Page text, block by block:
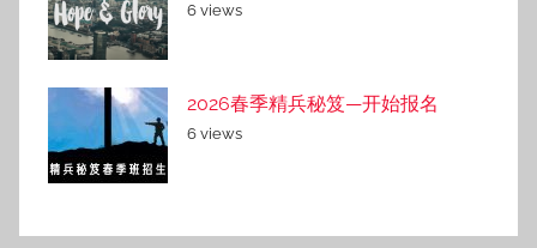
6 views
2026春季精兵秘笈—开始报名
6 views